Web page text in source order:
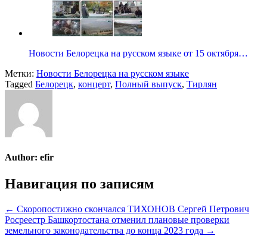
Новости Белорецка на русском языке от 15 октября…
Метки: Новости Белорецка на русском языке
Tagged Белорецк, концерт, Полный выпуск, Тирлян
Author: efir
Навигация по записям
← Скоропостижно скончался ТИХОНОВ Сергей Петрович
Росреестр Башкортостана отменил плановые проверки
земельного законодательства до конца 2023 года →